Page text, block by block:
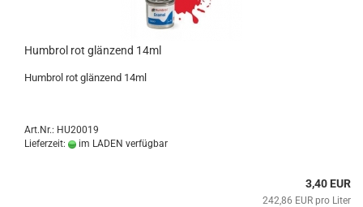
Humbrol rot glänzend 14ml
Humbrol rot glänzend 14ml
Art.Nr.: HU20019
Lieferzeit:
im LADEN verfügbar
3,40 EUR
242,86 EUR pro Liter